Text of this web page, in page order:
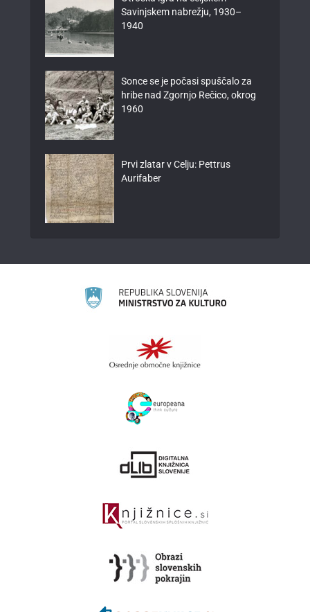
Savinjskem nabrežju, 1930–
1940
Sonce se je počasi spuščalo za
hribe nad Zgornjo Rečico, okrog
1960
Prvi zlatar v Celju: Pettrus
Aurifaber